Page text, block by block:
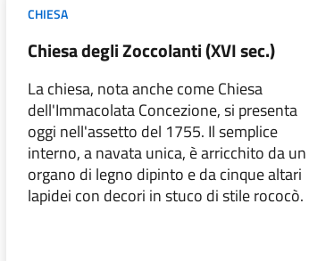
CHIESA
Chiesa degli Zoccolanti (XVI sec.)
La chiesa, nota anche come Chiesa
dell'Immacolata Concezione, si presenta
oggi nell'assetto del 1755. Il semplice
interno, a navata unica, è arricchito da un
organo di legno dipinto e da cinque altari
lapidei con decori in stuco di stile rococò.